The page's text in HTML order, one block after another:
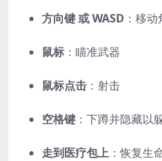
方向键 或 WASD ：移
鼠标 ：瞄准武器
鼠标点击 ：射击
空格键 ：下蹲并隐藏以
走到医疗包上 ：恢复生